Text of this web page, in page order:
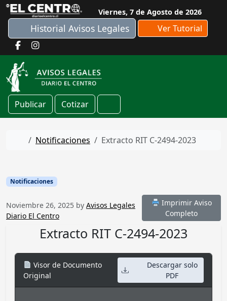
Skip to content
Viernes, 7 de Agosto de 2026
Historial Avisos Legales Ver Tutorial
Publicar Cotizar
Cart
Home
Notificaciones Extracto RIT C-2494-2023
Notificaciones
Noviembre 26, 2025 by Avisos Legales
Diario El Centro
Imprimir Aviso
Completo
Extracto RIT C-2494-2023
Visor de Documento
Original
Descargar solo
PDF